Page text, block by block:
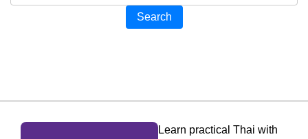
Search
Learn practical Thai with